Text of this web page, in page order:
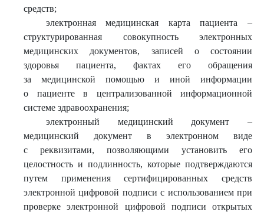
средств;
электронная медицинская карта пациента –
структурированная совокупность электронных
медицинских документов, записей о состоянии
здоровья пациента, фактах его обращения
за медицинской помощью и иной информации
о пациенте в централизованной информационной
системе здравоохранения;
электронный медицинский документ –
медицинский документ в электронном виде
с реквизитами, позволяющими установить его
целостность и подлинность, которые подтверждаются
путем применения сертифицированных средств
электронной цифровой подписи с использованием при
проверке электронной цифровой подписи открытых